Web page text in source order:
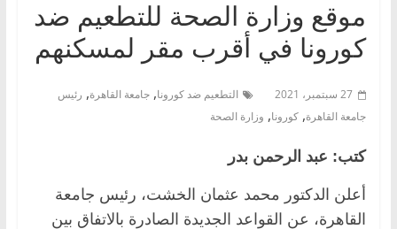
موقع وزارة الصحة للتطعيم ضد
كورونا في أقرب مقر لمسكنهم
27 سبتمبر، 2021 التطعيم ضد كورونا, جامعة القاهرة, رئيس
جامعة القاهرة, كورونا, وزارة الصحة
كتب: عبد الرحمن بدر
أعلن الدكتور محمد عثمان الخشت، رئيس جامعة
القاهرة، عن القواعد الجديدة الصادرة بالاتفاق بين